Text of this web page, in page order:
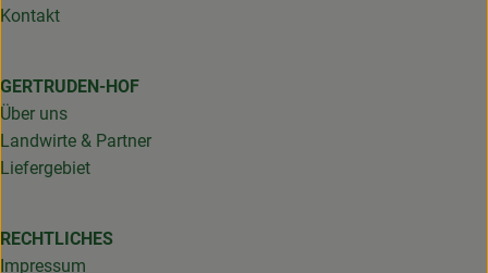
Kontakt
GERTRUDEN-HOF
Über uns
Landwirte & Partner
Liefergebiet
RECHTLICHES
Impressum